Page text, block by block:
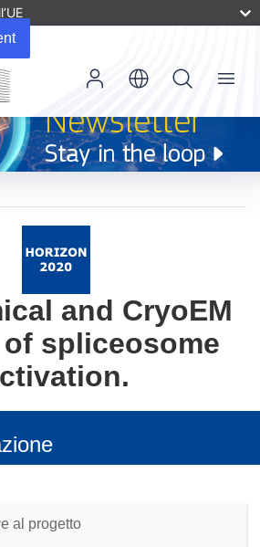
Menu
and CryoEM
spliceosome
al progetto